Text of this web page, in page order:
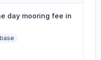
day mooring fee in